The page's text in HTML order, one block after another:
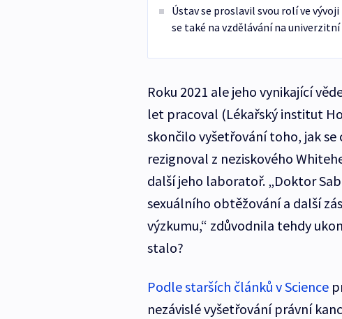
Ústav se proslavil svou rolí ve
se také na vzdělávání na
Roku 2021 ale jeho vynikající
let pracoval (Lékařský institut
skončilo vyšetřování toho, jak se
rezignoval z neziskového
další jeho laboratoř. „Doktor
sexuálního obtěžování a další
výzkumu,“ zdůvodnila tehdy
stalo?
Podle starších článků v Science
nezávislé vyšetřování právní